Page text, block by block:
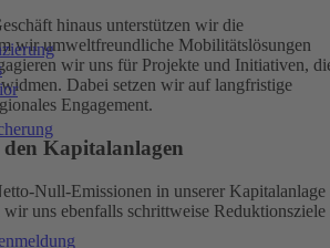
hinaus unterstützen wir die
wir umweltfreundliche Mobilitätslösungen
wir uns für Projekte und Initiativen,
Dabei setzen wir auf langfristige
Engagement.
Kapitalanlagen
Null-Emissionen in unserer Kapitalanlage
uns ebenfalls schrittweise Reduktionsziele